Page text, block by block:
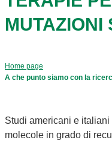
MUTAZIONI
Home page
A che punto siamo con la
Studi americani e
molecole in grado di